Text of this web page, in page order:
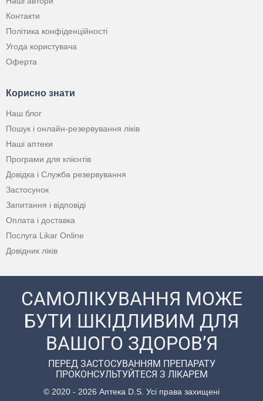
Контакти
Політика конфіденційності
Угода користувача
Оферта
Корисно знати
Наш блог
Пошук і онлайн-резервування ліків
Наші аптеки
Програми для клієнтів
Довідка і Служба резервування
Застосунок
Запитання і відповіді
Оплата і доставка
Послуга Likar Online
Довідник ліків
САМОЛІКУВАННЯ МОЖЕ
БУТИ ШКІДЛИВИМ ДЛЯ
ВАШОГО ЗДОРОВ’Я
ПЕРЕД ЗАСТОСУВАННЯМ ПРЕПАРАТУ
ПРОКОНСУЛЬТУЙТЕСЯ З ЛІКАРЕМ
© 2020 - 2026 Аптека D.S. Усі права захищені